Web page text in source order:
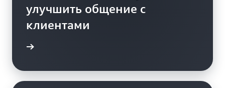
улучшить общение с
клиентами